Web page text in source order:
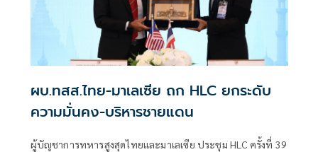
ผบ.ทสส.ไทย-มาเลเซีย ถก HLC ยกระดับ
ความมั่นคง-บริหารชายแดน
ผู้บัญชาการทหารสูงสุดไทยและมาเลเซีย ประชุม HLC ครั้งที่ 39